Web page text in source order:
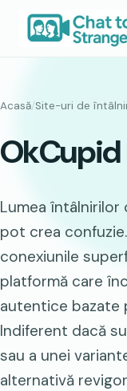
Acasă/Site-uri de
OkCupid
Lumea
pot crea
conexiunile
platformă care
autentice bazate
Indiferent dacă
sau a unei
alternativă